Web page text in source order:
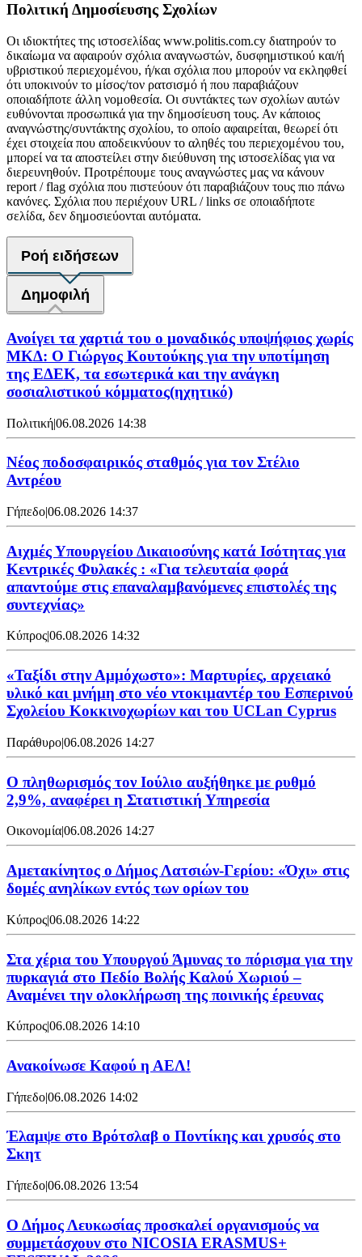
Πολιτική Δημοσίευσης Σχολίων
Οι ιδιοκτήτες της ιστοσελίδας www.politis.com.cy διατηρούν το
δικαίωμα να αφαιρούν σχόλια αναγνωστών, δυσφημιστικού και/ή
υβριστικού περιεχομένου, ή/και σχόλια που μπορούν να εκληφθεί
ότι υποκινούν το μίσος/τον ρατσισμό ή που παραβιάζουν
οποιαδήποτε άλλη νομοθεσία. Οι συντάκτες των σχολίων αυτών
ευθύνονται προσωπικά για την δημοσίευση τους. Αν κάποιος
αναγνώστης/συντάκτης σχολίου, το οποίο αφαιρείται, θεωρεί ότι
έχει στοιχεία που αποδεικνύουν το αληθές του περιεχομένου του,
μπορεί να τα αποστείλει στην διεύθυνση της ιστοσελίδας για να
διερευνηθούν. Προτρέπουμε τους αναγνώστες μας να κάνουν
report / flag σχόλια που πιστεύουν ότι παραβιάζουν τους πιο πάνω
κανόνες. Σχόλια που περιέχουν URL / links σε οποιαδήποτε
σελίδα, δεν δημοσιεύονται αυτόματα.
Ροή ειδήσεων
Δημοφιλή
Ανοίγει τα χαρτιά του ο μοναδικός υποψήφιος χωρίς
ΜΚΔ: Ο Γιώργος Κουτούκης για την υποτίμηση
της ΕΔΕΚ, τα εσωτερικά και την ανάγκη
σοσιαλιστικού κόμματος(ηχητικό)
Πολιτική|06.08.2026 14:38
Νέος ποδοσφαιρικός σταθμός για τον Στέλιο
Αντρέου
Γήπεδο|06.08.2026 14:37
Αιχμές Υπουργείου Δικαιοσύνης κατά Ισότητας για
Κεντρικές Φυλακές : «Για τελευταία φορά
απαντούμε στις επαναλαμβανόμενες επιστολές της
συντεχνίας»
Κύπρος06.08.2026 14:32
«Ταξίδι στην Αμμόχωστο»: Μαρτυρίες, αρχειακό
υλικό και μνήμη στο νέο ντοκιμαντέρ του Εσπερινού
Σχολείου Κοκκινοχωρίων και του UCLan Cyprus
Παράθυρο|06.08.2026 14:27
Ο πληθωρισμός τον Ιούλιο αυξήθηκε με ρυθμό
2,9%, αναφέρει η Στατιστική Υπηρεσία
Οικονομία|06.08.2026 14:27
Αμετακίνητος ο Δήμος Λατσιών-Γερίου: «Όχι» στις
δομές ανηλίκων εντός των ορίων του
Κύπρος|06.08.2026 14:22
Στα χέρια του Υπουργού Άμυνας το πόρισμα για την
πυρκαγιά στο Πεδίο Βολής Καλού Χωριού –
Αναμένει την ολοκλήρωση της ποινικής έρευνας
Κύπρος|06.08.2026 14:10
Ανακοίνωσε Καφού η ΑΕΛ!
Γήπεδο|06.08.2026 14:02
Έλαμψε στο Βρότσλαβ ο Ποντίκης και χρυσός στο
Σκητ
Γήπεδο|06.08.2026 13:54
Ο Δήμος Λευκωσίας προσκαλεί οργανισμούς να
συμμετάσχουν στο NICOSIA ERASMUS+